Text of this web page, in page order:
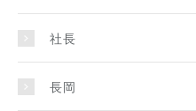
社長
長岡